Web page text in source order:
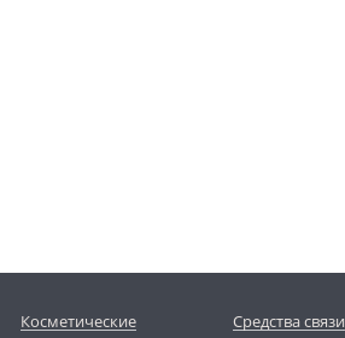
Косметические
Средства связи